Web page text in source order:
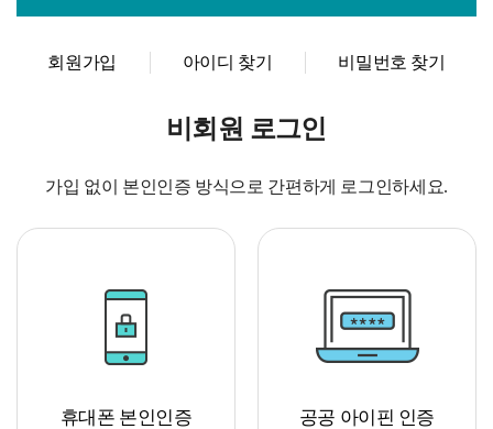
회원가입 아이디 찾기 비밀번호 찾기
비회원 로그인
가입 없이 본인인증 방식으로 간편하게 로그인하세요.
휴대폰 본인인증 공공 아이핀 인증